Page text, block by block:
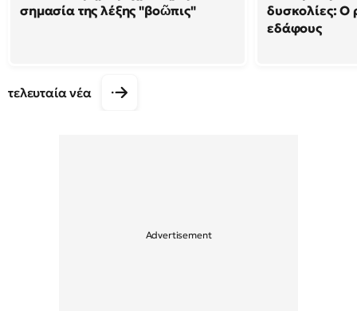
σημασία της λέξης "βοῶπις"
δυσκολίες: Ο
εδάφους
τελευταία νέα